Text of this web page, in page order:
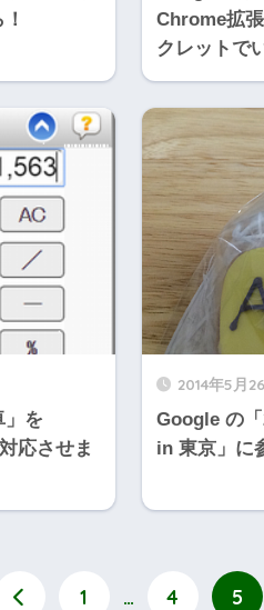
Chrome拡
クレットで
」を
応させま
2014年5月
Google の
in 東京」に
1 … 4 5